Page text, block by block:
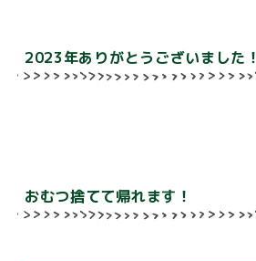
2023年ありがとうございました！
おむつ捨てて帰れます！